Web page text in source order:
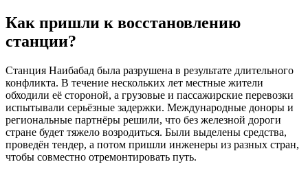
Как пришли к восстановлению
станции?
Станция Наибабад была разрушена в результате длительного
конфликта. В течение нескольких лет местные жители
обходили её стороной, а грузовые и пассажирские перевозки
испытывали серьёзные задержки. Международные доноры и
региональные партнёры решили, что без железной дороги
стране будет тяжело возродиться. Были выделены средства,
проведён тендер, а потом пришли инженеры из разных стран,
чтобы совместно отремонтировать путь.